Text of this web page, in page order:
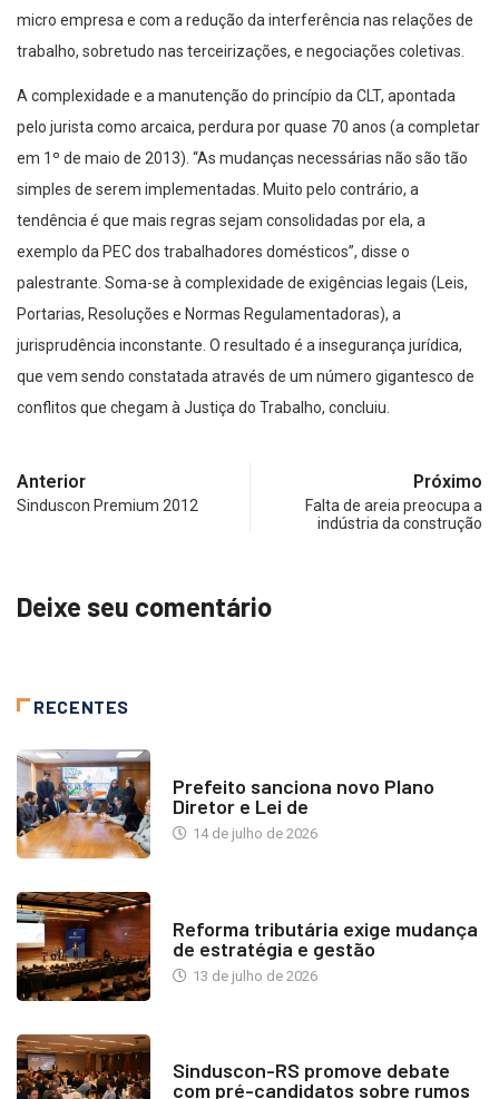
micro empresa e com a redução da interferência nas relações de
trabalho, sobretudo nas terceirizações, e negociações coletivas.
A complexidade e a manutenção do princípio da CLT, apontada
pelo jurista como arcaica, perdura por quase 70 anos (a completar
em 1º de maio de 2013). “As mudanças necessárias não são tão
simples de serem implementadas. Muito pelo contrário, a
tendência é que mais regras sejam consolidadas por ela, a
exemplo da PEC dos trabalhadores domésticos”, disse o
palestrante. Soma-se à complexidade de exigências legais (Leis,
Portarias, Resoluções e Normas Regulamentadoras), a
jurisprudência inconstante. O resultado é a insegurança jurídica,
que vem sendo constatada através de um número gigantesco de
conflitos que chegam à Justiça do Trabalho, concluiu.
Anterior
Sinduscon Premium 2012
Próximo
Falta de areia preocupa a
indústria da construção
Deixe seu comentário
RECENTES
Prefeito sanciona novo Plano
Diretor e Lei de
14 de julho de 2026
Reforma tributária exige mudança
de estratégia e gestão
13 de julho de 2026
Sinduscon-RS promove debate
com pré-candidatos sobre rumos